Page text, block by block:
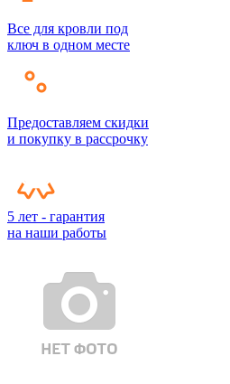
Все для кровли под
ключ в одном месте
Предоставляем скидки
и покупку в рассрочку
5 лет - гарантия
на наши работы